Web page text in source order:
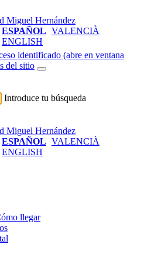
ESPAÑOL VALENCIÀ
ENGLISH
identificado (abre en ventana
del sitio
Introduce tu búsqueda
ESPAÑOL VALENCIÀ
ENGLISH
llegar